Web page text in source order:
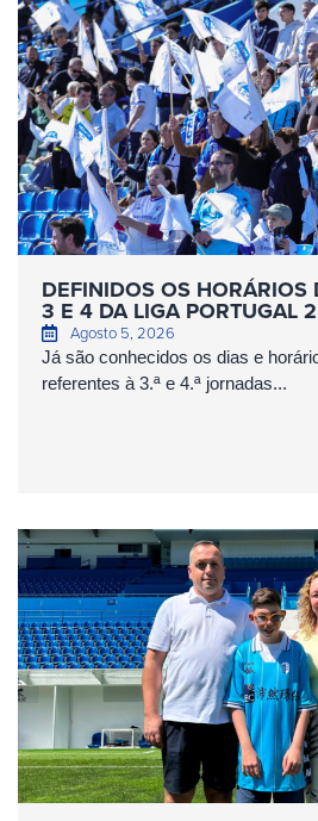
DEFINIDOS OS HORÁRIOS
3 E 4 DA LIGA PORTUGAL 2
Agosto 5, 2026
Já são conhecidos os dias e
referentes à 3.ª e 4.ª jornadas...